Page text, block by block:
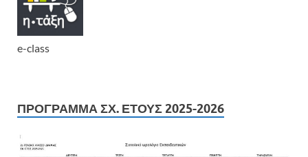
e-class
ΠΡΟΓΡΑΜΜΑ ΣΧ. ΕΤΟΥΣ 2025-2026